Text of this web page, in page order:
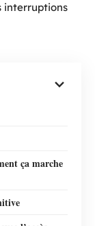
interruptions
ça marche